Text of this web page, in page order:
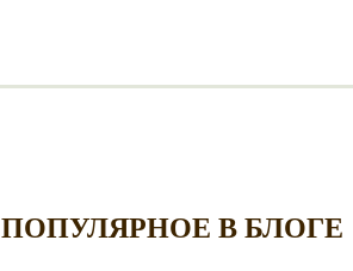
ПОПУЛЯРНОЕ В БЛОГЕ